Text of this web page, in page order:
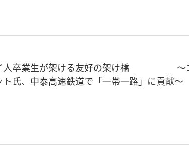
イ人卒業生が架ける友好の架け橋 ～
ト氏、中泰高速鉄道で「一帯一路」に貢献～